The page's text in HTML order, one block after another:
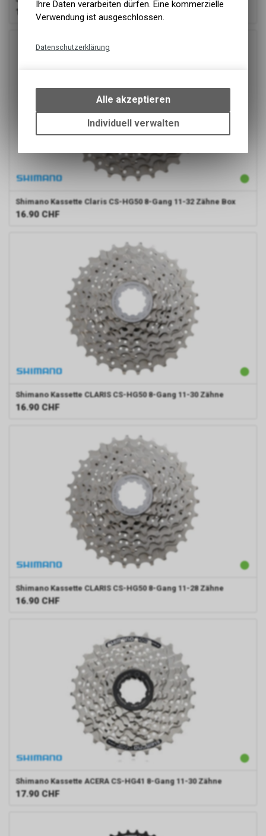
16.90
Shimano Kassette Claris CS-HG50 8-Gang 11-32 Zähne Box
16.90 CHF
Shimano Kassette CLARIS CS-HG50 8-Gang 11-30 Zähne
16.90 CHF
Shimano Kassette CLARIS CS-HG50 8-Gang 11-28 Zähne
16.90 CHF
Shimano Kassette ACERA CS-HG41 8-Gang 11-30 Zähne
17.90 CHF
Ihre Daten verarbeiten dürfen. Eine kommerzielle
Verwendung ist ausgeschlossen.
Datenschutzerklärung
bestimmte Interaktionen und
Einstellungen auf Ihrem Gerät,
um die grundlegenden
Funktionen unseres Online-
des Warenkorbs, zu
ermöglichen. Bitte beachten Sie,
dass die gespeicherten Daten
persönlichen Informationen
Alle akzeptieren
Individuell verwalten